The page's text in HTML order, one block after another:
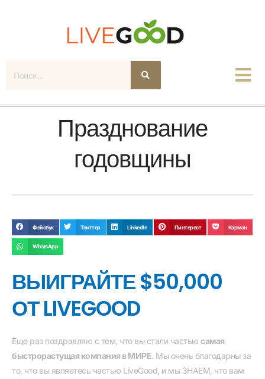
Поиск
Празднование
годовщины
Фейсбук Твиттер LinkedIn Пинтерест Карман
WhatsApp
ВЫИГРАЙТЕ $50,000
ОТ LIVEGOOD
Еще раз поздравляю с тем, что вы стали частью самая
быстрорастущая компания в МИРЕ. Мы очень благодарны за
то, что вы являетесь частью LiveGood, и мы ЗНАЕМ, что вам